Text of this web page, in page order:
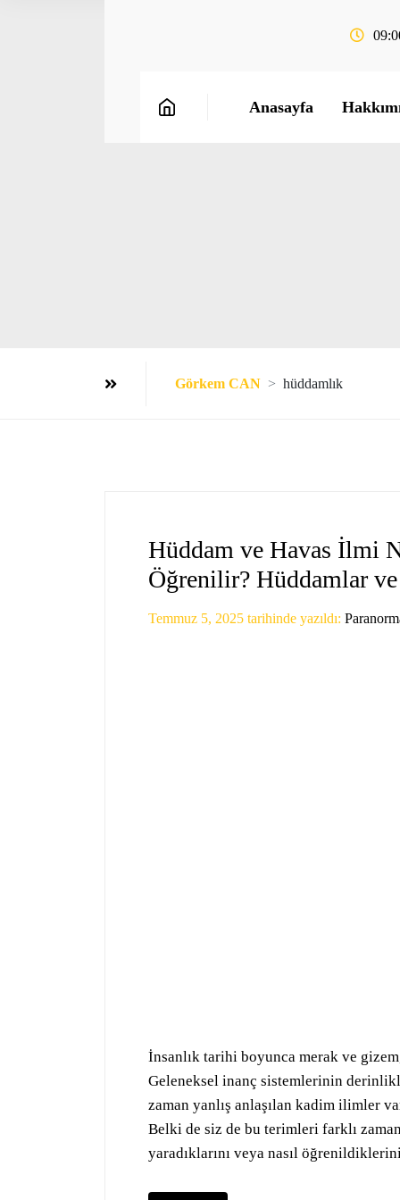
Anasayfa
Görkem CAN hüddamlık
Hüddam ve Havas İlmi
Öğrenilir? Hüddamlar ve
Temmuz 5, 2025 tarihinde yazıldı:
İnsanlık tarihi boyunca merak ve
Geleneksel inanç sistemlerinin
zaman yanlış anlaşılan kadim ilimler
Belki de siz de bu terimleri farklı
yaradıklarını veya nasıl